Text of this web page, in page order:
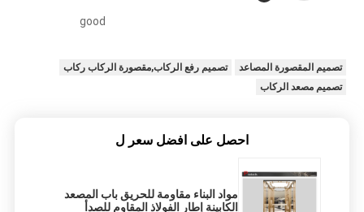
good
تصميم المقصورة المصاعد
تصميم رفع الركاب,مقصورة الركاب ركاب
تصميم مصعد الركاب
احصل على افضل سعر ل
مواد البناء مقاومة للحريق باب المصعد
الكابينة إطار الفولاذ المقاوم للصدأ